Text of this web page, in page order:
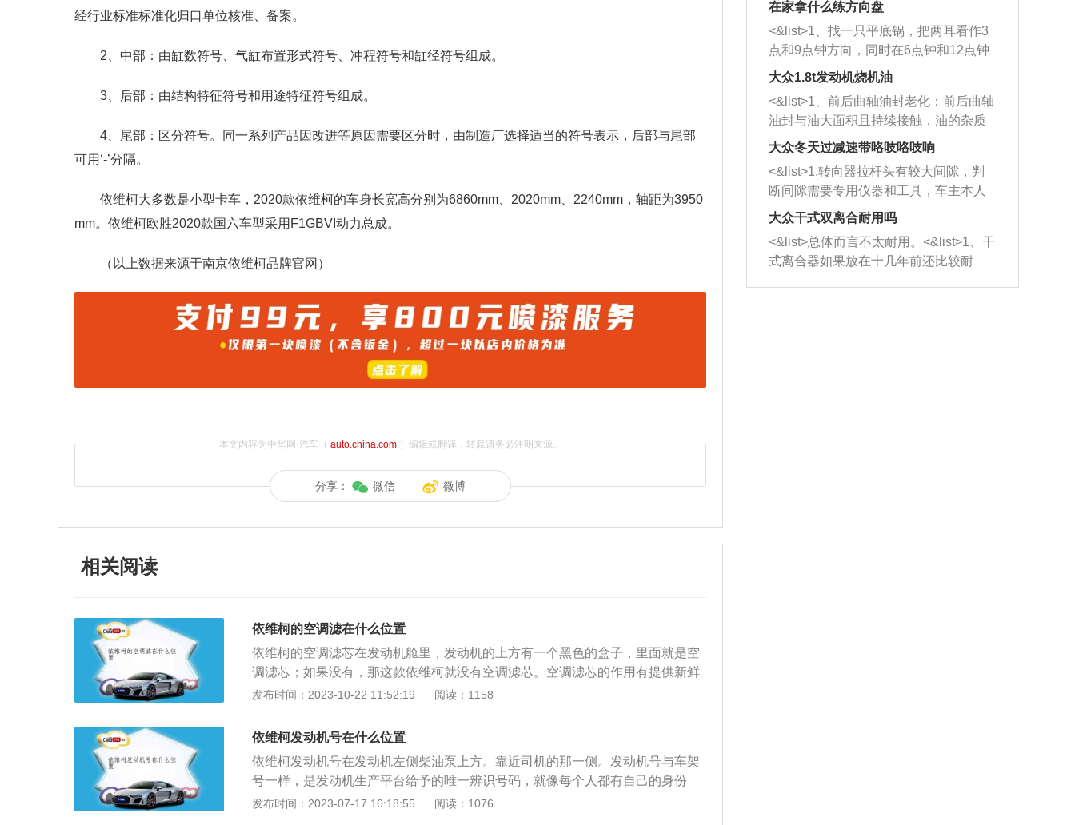
经行业标准标准化归口单位核准、备案。
2、中部：由缸数符号、气缸布置形式符号、冲程符号和缸径符号组成。
3、后部：由结构特征符号和用途特征符号组成。
4、尾部：区分符号。同一系列产品因改进等原因需要区分时，由制造厂选择适当的符号表示，后部与尾部
可用‘-’分隔。
依维柯大多数是小型卡车，2020款依维柯的车身长宽高分别为6860mm、2020mm、2240mm，轴距为3950
mm。依维柯欧胜2020款国六车型采用F1GBVI动力总成。
（以上数据来源于南京依维柯品牌官网）
本文内容为中华网·汽车（ auto.china.com）编辑或翻译，转载请务必注明来源。
分享： 微信 微博
相关阅读
依维柯的空调滤在什么位置
依维柯的空调滤芯在发动机舱里，发动机的上方有一个黑色的盒子，里面就是空
调滤芯；如果没有，那这款依维柯就没有空调滤芯。空调滤芯的作用有提供新鲜
空气、确保安全卫生、吸附有害物质、过滤固体杂质，汽车空调系统的基本组成
的使用注意事项：1、定期添加制冷剂：汽车空调使用的制冷剂是R134A，汽车
空调需要定期添加制冷剂。如果长时间不添加制冷剂，会导致汽车空调出现制冷
效果变差，制冷速度变慢的情况。2、定期清洗汽车空调：空调系统内部会滋生
很多细菌，在清洗空调和添加制冷剂时，一定要去专业的机构找专业人士使用专
业设备进行操作。
发布时间：2023-10-22 11:52:19 阅读：1158
依维柯发动机号在什么位置
依维柯发动机号在发动机左侧柴油泵上方。靠近司机的那一侧。发动机号与车架
号一样，是发动机生产平台给予的唯一辨识号码，就像每个人都有自己的身份
证，每一台发动机也都有自己独立的编号，通过发动机号可以找到这台发动机的
发布时间：2023-07-17 16:18:55 阅读：1076
堵塞情况比较严重，也可以采取应急措
施。 <&list>2、直接利用木棍将所有的
杂物推到排气管里面的位置处，然后将
三元催化器拆解开，就可以将堵塞的东
西取出来。但如果是因为积碳过多引起
的堵塞，就需要将三元催化器泡在草酸
洗剂对堵塞的情况得到解决，将清洗剂
放在燃油箱中，与燃油混合后，车辆启
动时，就可以和汽油一起进入到燃烧
室，最后形成废气排出，就可以让三元
催化器得到清洗，排气管堵塞的情况就
能够得到解决。
在家拿什么练方向盘
<&list>1、找一只平底锅，把两耳看作3
点和9点钟方向，同时在6点钟和12点钟
方向做一个标记。 <&list>2、双手握住
一圈半的练习，往右同样也要打相同的
圈数。 <&list>3、最后强调要反复练
习，这样就可以形成肌肉记忆，在真实
驾驶车辆时，不需要记忆也能打好方
向。
大众1.8t发动机烧机油
<&list>1、前后曲轴油封老化：前后曲轴
油封与油大面积且持续接触，油的杂质
和发动机内持续温度变化使其密封效果
逐渐减弱，导致渗油或漏油。<&list>2、
活塞间隙过大：积碳会使活塞环与缸体
的间隙扩大，导致机油流入燃烧室中，
造成烧机油。<&list>3、机油粘度。使用
机油粘度过小的话，同样会有烧机油现
象，机油粘度过小具有很好的流动性，
大众冬天过减速带咯吱咯吱响
<&list>1.转向器拉杆头有较大间隙，判
断间隙需要专用仪器和工具，车主本人
无法制作，需要将车辆送到修理厂或4s
店；<&list>2.车辆半轴套管防尘罩破
裂，破裂后会出现漏油现象，使半轴磨
损严重，磨损的半轴容易损坏，产生异
响；<&list>3.稳定器的转向胶套和球头
大众干式双离合耐用吗
<&list>总体而言不太耐用。<&list>1、干
式离合器如果放在十几年前还比较耐